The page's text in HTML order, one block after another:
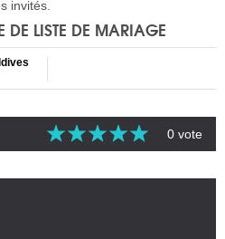
invités.
DE LISTE DE MARIAGE
0 vote